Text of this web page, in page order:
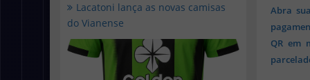
Lacatoni lança as novas camisas
do Vianense
Abra
QR em